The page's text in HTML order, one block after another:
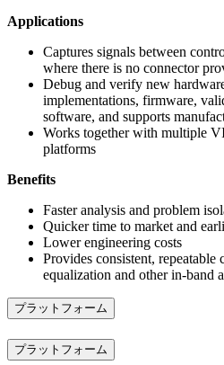
Applications
Captures signals between
where there is no connector
Debug and verify new
implementations, firmware,
software, and supports
Works together with multiple
platforms
Benefits
Faster analysis and problem
Quicker time to market and
Lower engineering costs
Provides consistent,
equalization and other in-band
プラットフォーム
プラットフォーム